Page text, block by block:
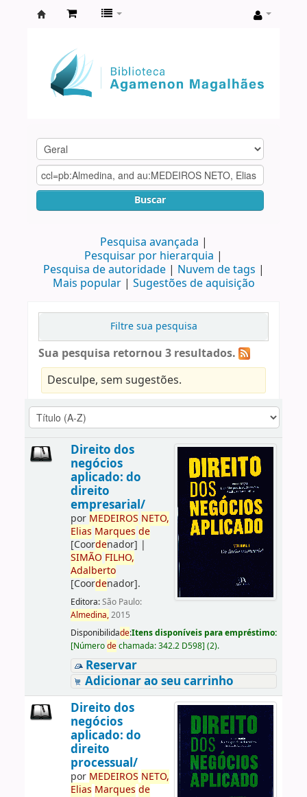
Agamenon
Magalhães
Buscar
Pesquisa avançada
Pesquisar por hierarquia
Pesquisa de autoridade
Nuvem de tags
Mais popular
Sugestões de aquisição
Filtre sua pesquisa
Sua pesquisa retornou 3 resultados.
Desculpe, sem sugestões.
Direito dos
negócios
aplicado: do
direito
empresarial/
por MEDEIROS NETO,
Elias Marques de
[Coordenador] |
SIMÃO FILHO,
Adalberto
[Coordenador].
Editora:São Paulo:
Almedina,2015
Disponibilidade:Itens disponíveis para empréstimo:
[Númerodechamada:342.2 D598] (2).
Reservar
Adicionar ao seu carrinho
Direito dos
negócios
aplicado: do
direito
processual/
por MEDEIROS NETO,
Elias Marques de